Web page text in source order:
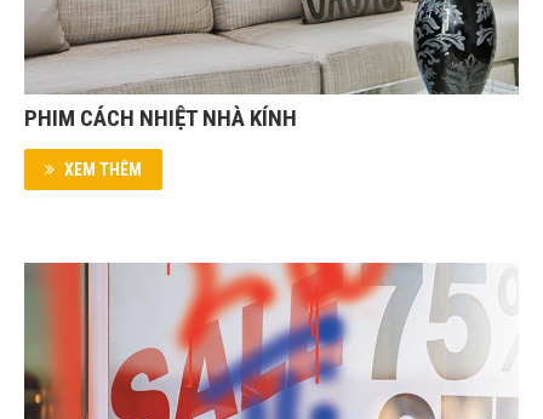
PHIM CÁCH NHIỆT NHÀ KÍNH
XEM THÊM